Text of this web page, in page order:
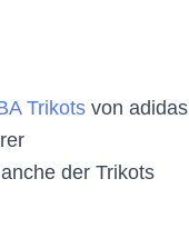
Trikots von adidas
der Trikots